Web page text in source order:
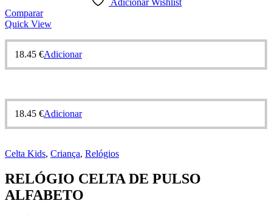
Comparar
Quick View
18.45 €Adicionar
18.45 €Adicionar
Celta Kids, Criança, Relógios
RELÓGIO CELTA DE PULSO
ALFABETO